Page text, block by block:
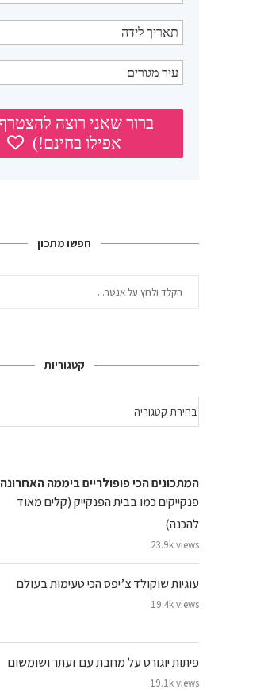
חפשו מתכון
קטגוריות
המתכונים הכי פופולריים ביממה האחרונה
פנקייקים כמו בבית הפנקייק (קלים מאוד
להכנה)
23.9k views
עוגיות שוקולד צ’יפס הכי טעימות בעולם
19.4k views
פיתות יוגורט על מחבת עם זעתר ושומשום
19.1k views